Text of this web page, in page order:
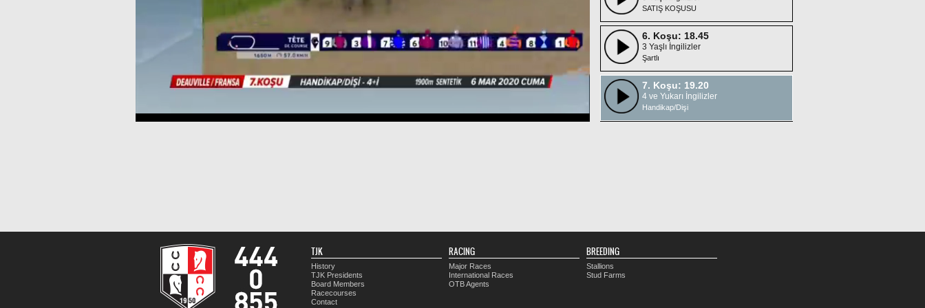
SATIŞ KOŞUSU
6. Koşu: 18.45
3 Yaşlı İngilizler
Şartlı
7. Koşu: 19.20
4 ve Yukarı İngilizler
Handikap/Dişi
TJK
History
TJK Presidents
Board Members
Racecourses
Contact
RACING
Major Races
International Races
OTB Agents
BREEDING
Stallions
Stud Farms